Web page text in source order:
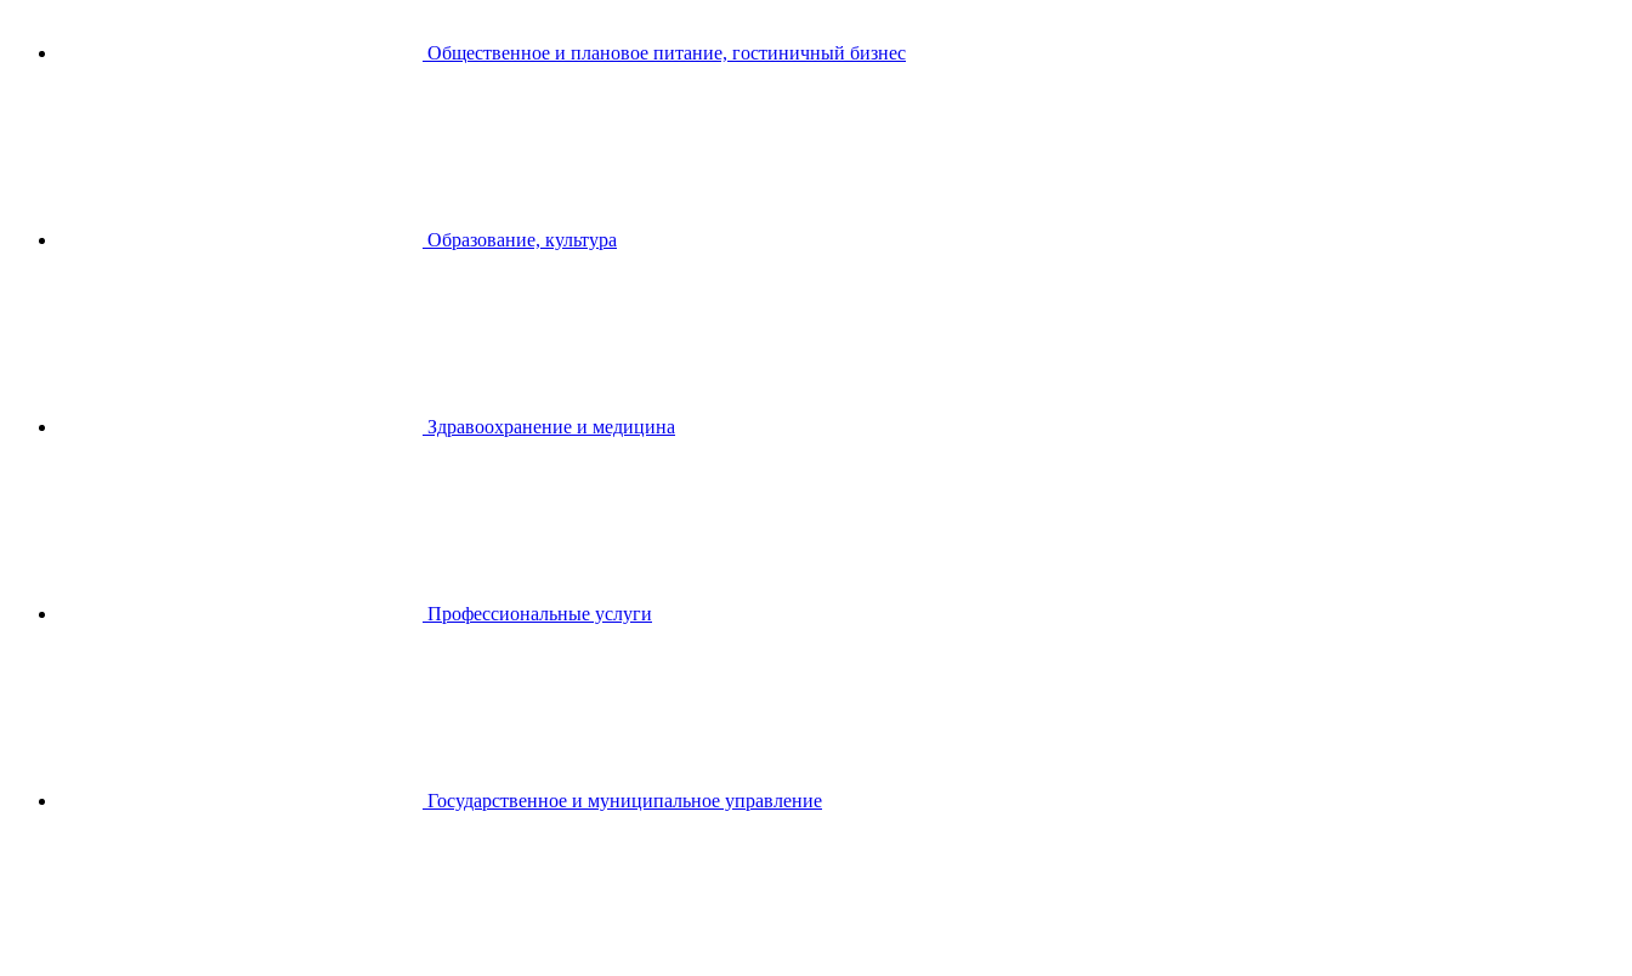
Общественное и плановое питание, гостиничный бизнес
Образование, культура
Здравоохранение и медицина
Профессиональные услуги
Государственное и муниципальное управление